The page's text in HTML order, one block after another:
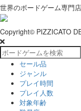
世界のボードゲーム専門店
Copyright© PIZZICATO
セール品
ジャンル
プレイ時間
プレイ人数
対象年齢